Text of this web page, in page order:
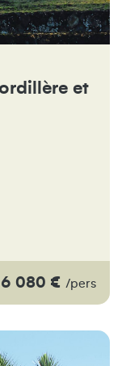
et
6 080 € /pers